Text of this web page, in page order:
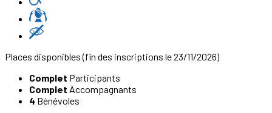
Places disponibles(fin des inscriptions le 23/11/2026)
Complet Participants
Complet Accompagnants
4 Bénévoles